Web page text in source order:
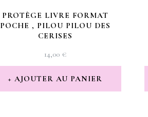
PROTÈGE LIVRE FORMAT
POCHE , PILOU PILOU DES
CERISES
14,00 €
AJOUTER AU PANIER